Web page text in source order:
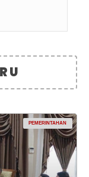
PEMERINTAHAN